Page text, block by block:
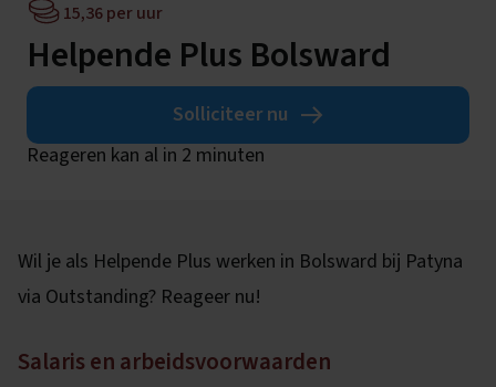
15,36 per uur
Helpende Plus Bolsward
Solliciteer nu
Reageren kan al in 2 minuten
Wil je als Helpende Plus werken in Bolsward bij Patyna
via Outstanding? Reageer nu!
Salaris en arbeidsvoorwaarden